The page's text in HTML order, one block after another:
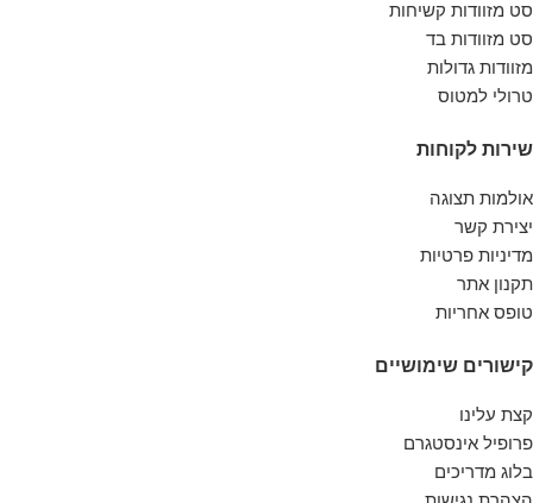
סט מזוודות קשיחות
סט מזוודות בד
מזוודות גדולות
טרולי למטוס
שירות לקוחות
אולמות תצוגה
יצירת קשר
מדיניות פרטיות
תקנון אתר
טופס אחריות
קישורים שימושיים
קצת עלינו
פרופיל אינסטגרם
בלוג מדריכים